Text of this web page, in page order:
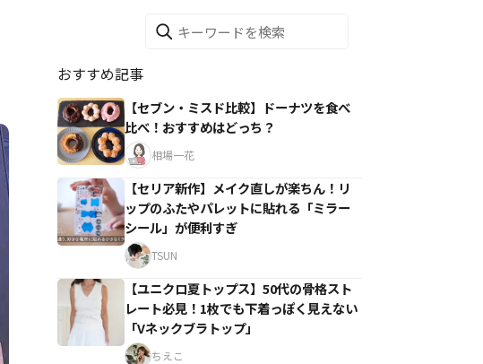
おすすめ記事
【セブン・ミスド比較】ドーナツを食べ
比べ！おすすめはどっち？
相場一花
【セリア新作】メイク直しが楽ちん！リ
ップのふたやパレットに貼れる「ミラー
シール」が便利すぎ
TSUN
【ユニクロ夏トップス】50代の骨格スト
レート必見！1枚でも下着っぽく見えない
「Vネックブラトップ」
ちえこ